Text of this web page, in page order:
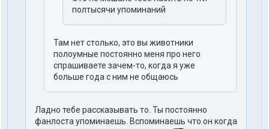
полтысячи упоминаний
Там нет столько, это вы животники
полоумные постоянно меня про него
спрашиваете зачем-то, когда я уже
больше года с ним не общаюсь
Ладно тебе рассказывать то. Ты постоянно
фанлоста упоминаешь. Вспоминаешь что он когда